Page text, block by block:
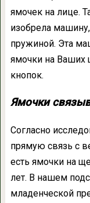
ямочек на лице.
изобрела
пружиной. Эта
ямочки на Ваших
кнопок.
Ямочки
Согласно
прямую связь с
есть ямочки на
лет. В нашем
младенческой